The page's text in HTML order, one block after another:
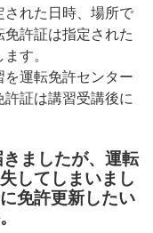
れた日時、場所で
許証は指定された
す。
運転免許センター
証は講習受講後に
ましたが、運転
してしまいまし
免許更新したい